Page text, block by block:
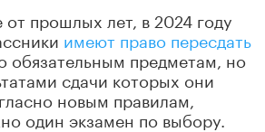
от прошлых лет, в 2024 году
имеют право пересдать
обязательным предметам, но
сдачи которых они
новым правилам,
один экзамен по выбору.